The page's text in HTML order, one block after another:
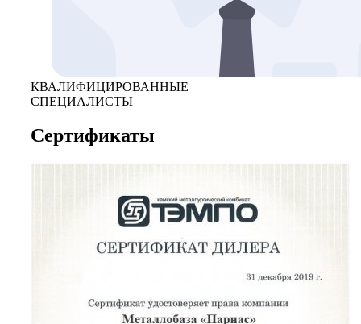
КВАЛИФИЦИРОВАННЫЕ
СПЕЦИАЛИСТЫ
Сертификаты